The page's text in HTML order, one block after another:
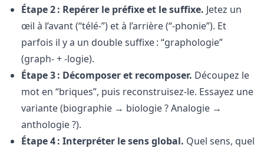
Étape 2 : Repérer le préfixe et le suffixe. Jetez un
œil à l’avant (“télé-”) et à l’arrière (“-phonie”). Et
parfois il y a un double suffixe : “graphologie”
(graph- + -logie).
Étape 3 : Décomposer et recomposer. Découpez le
mot en “briques”, puis reconstruisez-le. Essayez une
variante (biographie → biologie ? Analogie →
anthologie ?).
Étape 4 : Interpréter le sens global. Quel sens, quel